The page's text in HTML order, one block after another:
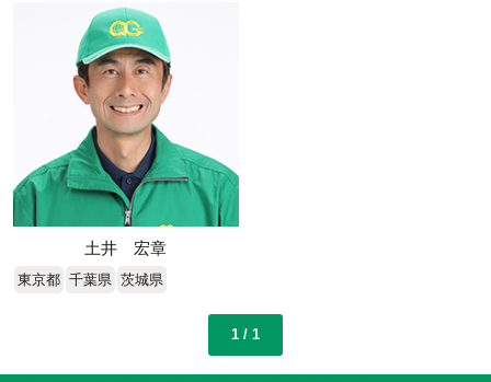
土井 宏章
東京都 千葉県 茨城県
1 / 1